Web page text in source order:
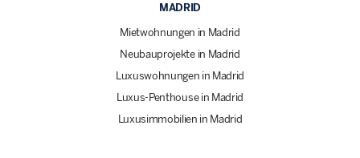
MADRID
Mietwohnungen in Madrid
Neubauprojekte in Madrid
Luxuswohnungen in Madrid
Luxus-Penthouse in Madrid
Luxusimmobilien in Madrid